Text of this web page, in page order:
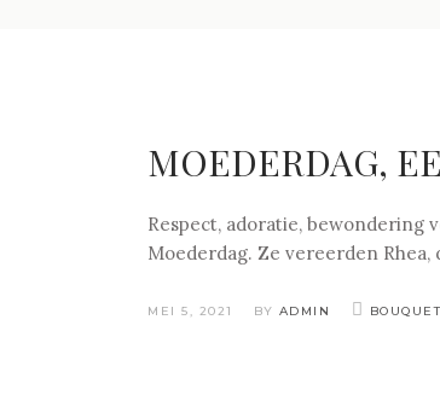
MOEDERDAG,
Respect, adoratie, bewondering
Moederdag. Ze vereerden
MEI 5, 2021 BY ADMIN